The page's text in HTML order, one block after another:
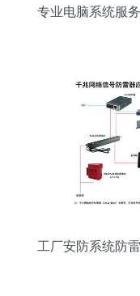
专业电脑系统服
工厂安防系统防